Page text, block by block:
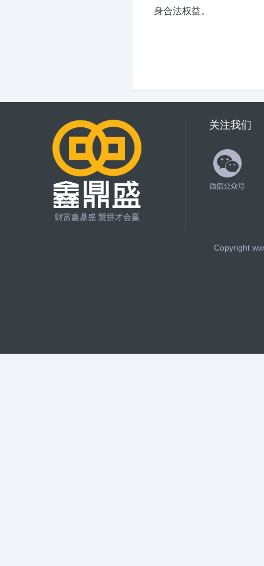
身合法权益。
财富鑫鼎盛 慧拼才会赢
关注我们
Copyright